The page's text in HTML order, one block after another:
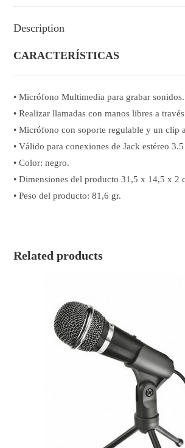
Description
CARACTERÍSTICAS
• Micrófono Multimedia para grabar sonidos.
• Realizar llamadas con manos libres a
• Micrófono con soporte regulable y un clip
• Válido para conexiones de Jack estéreo
• Color: negro.
• Dimensiones del producto 31,5 x 14,5 x 2
• Peso del producto: 81,6 gr.
Related products